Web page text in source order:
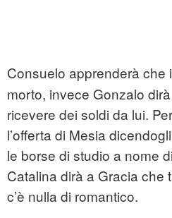
Consuelo apprenderà che
morto, invece Gonzalo
ricevere dei soldi da lui.
l’offerta di Mesia
le borse di studio a nome
Catalina dirà a Gracia che
c’è nulla di romantico.